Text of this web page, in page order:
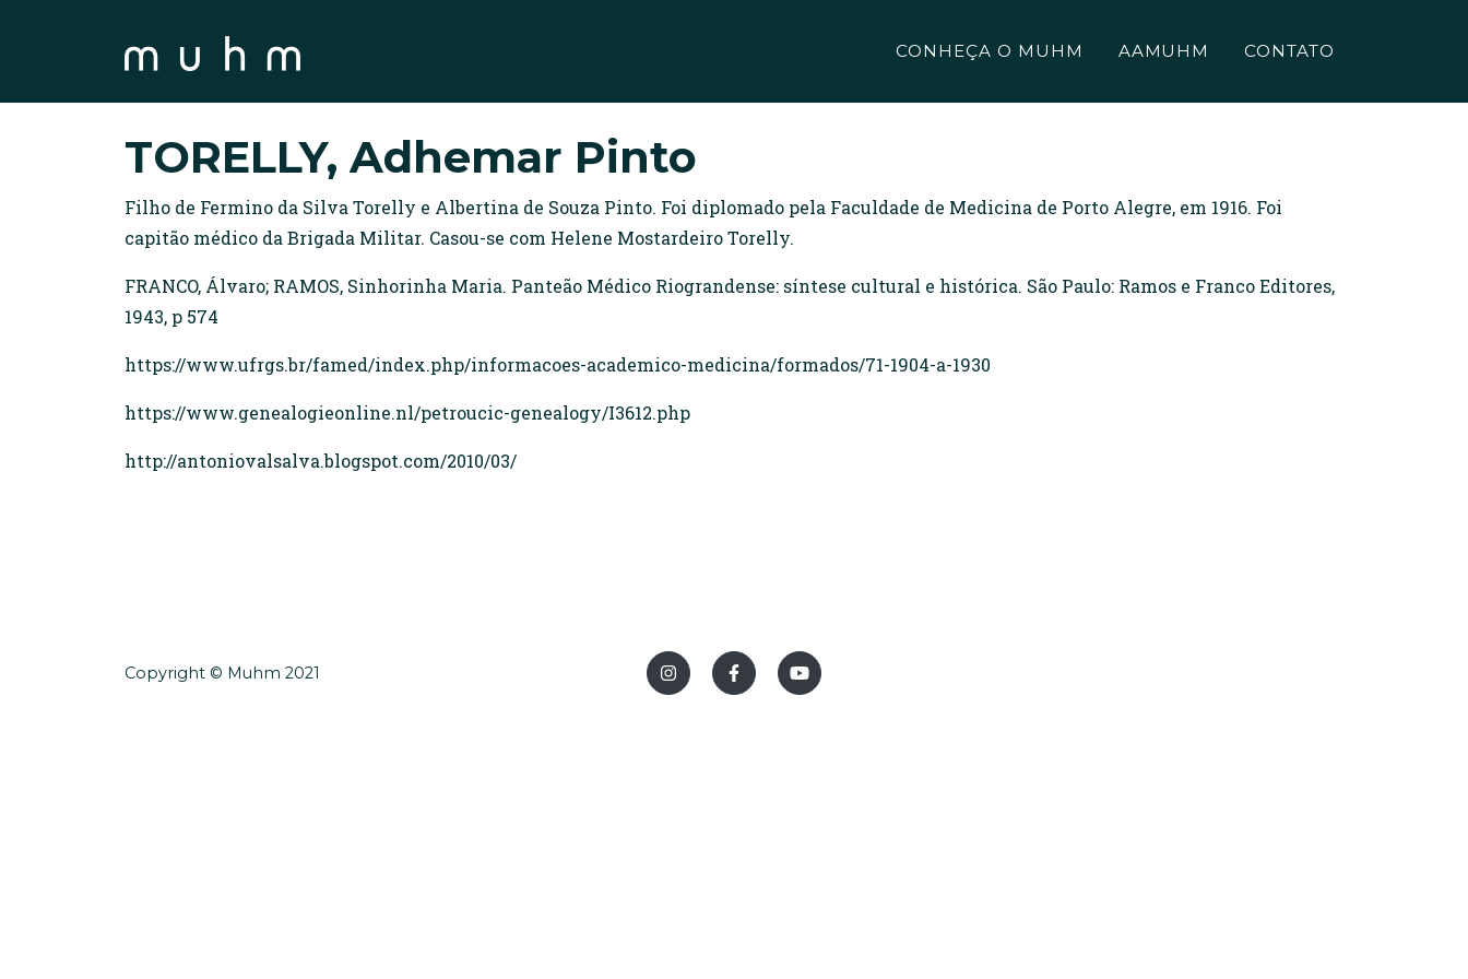
CONHEÇA O MUHM AAMUHM CONTATO
TORELLY, Adhemar Pinto
Filho de Fermino da Silva Torelly e Albertina de Souza Pinto. Foi diplomado pela Faculdade de Medicina de Porto Alegre, em 1916. Foi
capitão médico da Brigada Militar. Casou-se com Helene Mostardeiro Torelly.
FRANCO, Álvaro; RAMOS, Sinhorinha Maria. Panteão Médico Riograndense: síntese cultural e histórica. São Paulo: Ramos e Franco Editores,
1943, p 574
https://www.ufrgs.br/famed/index.php/informacoes-academico-medicina/formados/71-1904-a-1930
https://www.genealogieonline.nl/petroucic-genealogy/I3612.php
http://antoniovalsalva.blogspot.com/2010/03/
Copyright © Muhm 2021